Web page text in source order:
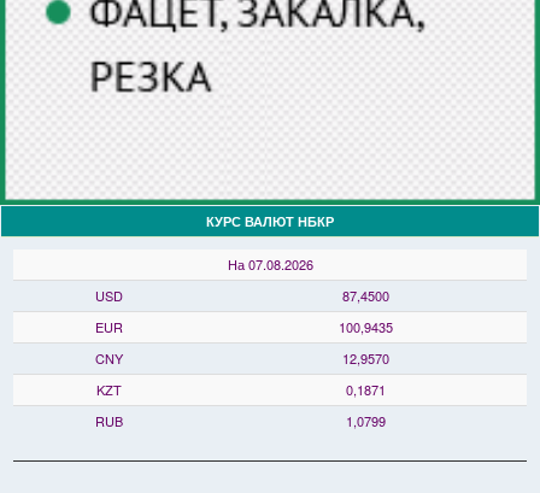
КУРС ВАЛЮТ НБКР
На 07.08.2026
USD
87,4500
EUR
100,9435
CNY
12,9570
KZT
0,1871
RUB
1,0799